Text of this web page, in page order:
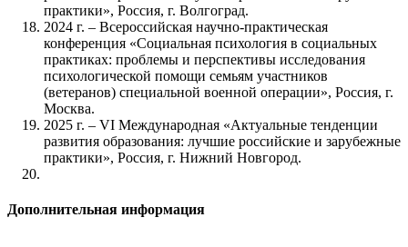
практики», Россия, г. Волгоград.
2024 г. – Всероссийская научно-практическая
конференция «Социальная психология в социальных
практиках: проблемы и перспективы исследования
психологической помощи семьям участников
(ветеранов) специальной военной операции», Россия, г.
Москва.
2025 г. – VI Международная «Актуальные тенденции
развития образования: лучшие российские и зарубежные
практики», Россия, г. Нижний Новгород.
Дополнительная информация